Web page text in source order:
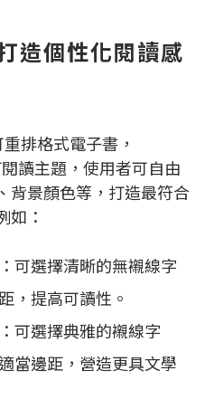
造個性化閱讀感
排格式電子書，
讀主題，使用者可自由
背景顏色等，打造最符合
如：
可選擇清晰的無襯線字
，提高可讀性。
可選擇典雅的襯線字
當邊距，營造更具文學